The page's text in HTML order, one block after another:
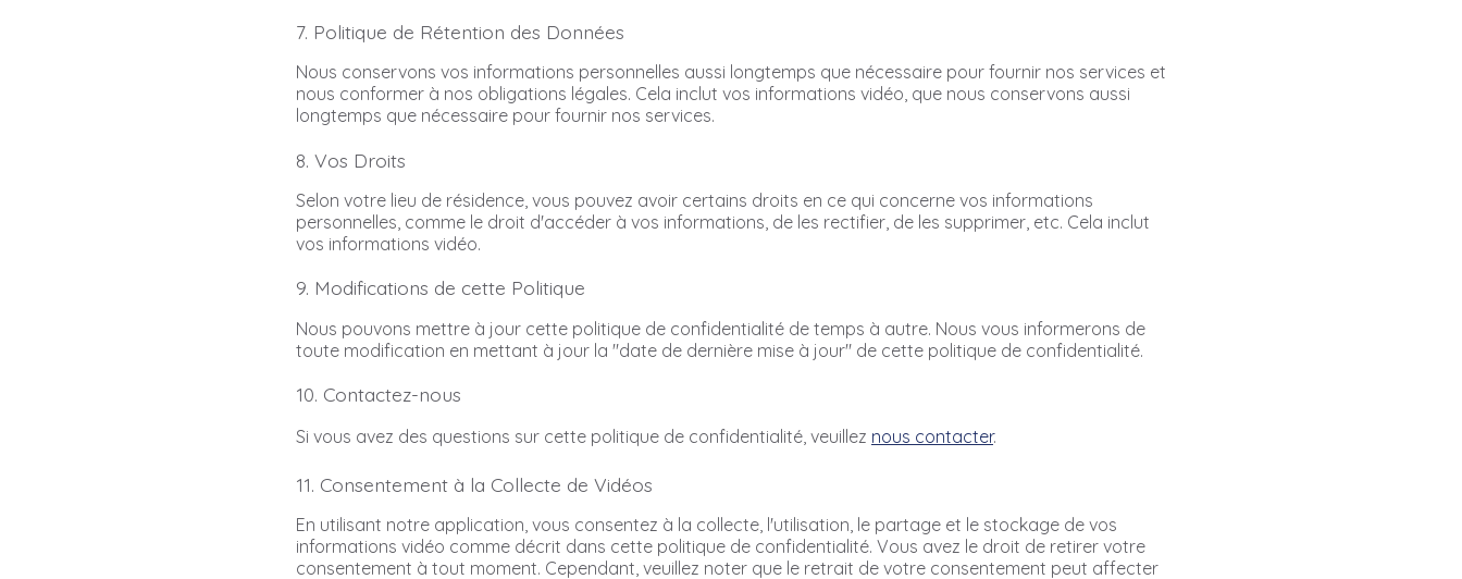
7. Politique de Rétention des Données
Nous conservons vos informations personnelles aussi longtemps que nécessaire pour fournir nos services et
nous conformer à nos obligations légales. Cela inclut vos informations vidéo, que nous conservons aussi
longtemps que nécessaire pour fournir nos services.
8. Vos Droits
Selon votre lieu de résidence, vous pouvez avoir certains droits en ce qui concerne vos informations
personnelles, comme le droit d'accéder à vos informations, de les rectifier, de les supprimer, etc. Cela inclut
vos informations vidéo.
9. Modifications de cette Politique
Nous pouvons mettre à jour cette politique de confidentialité de temps à autre. Nous vous informerons de
toute modification en mettant à jour la "date de dernière mise à jour" de cette politique de confidentialité.
10. Contactez-nous
Si vous avez des questions sur cette politique de confidentialité, veuillez nous contacter.
11. Consentement à la Collecte de Vidéos
En utilisant notre application, vous consentez à la collecte, l'utilisation, le partage et le stockage de vos
informations vidéo comme décrit dans cette politique de confidentialité. Vous avez le droit de retirer votre
consentement à tout moment. Cependant, veuillez noter que le retrait de votre consentement peut affecter